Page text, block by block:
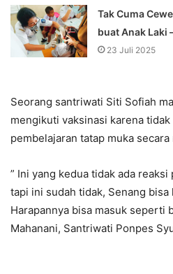
Tak Cuma
buat Anak Laki
23 Juli 2025
Seorang santriwati Siti Sofiah
mengikuti vaksinasi karena
pembelajaran tatap muka secara
” Ini yang kedua tidak ada
tapi ini sudah tidak, Senang bisa
Harapannya bisa masuk seperti
Mahanani, Santriwati Ponpes